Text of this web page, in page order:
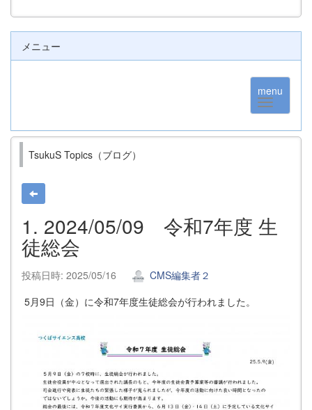
メニュー
menu
TsukuS Topics（ブログ）
1. 2024/05/09 令和7年度 生
徒総会
投稿日時: 2025/05/16
CMS編集者２
5月9日（金）に令和7年度生徒総会が行われました。